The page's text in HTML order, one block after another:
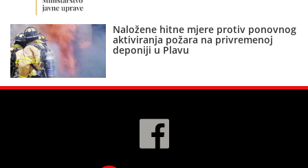
Naložene hitne mjere protiv ponovnog
aktiviranja požara na privremenoj
deponiji u Plavu